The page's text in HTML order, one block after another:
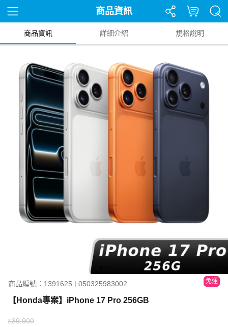
商品資訊
商品資訊 詳細介紹 規格說明
商品編號：1391625 | 050325983002... 免運
【Honda專案】iPhone 17 Pro 256GB
$39,900